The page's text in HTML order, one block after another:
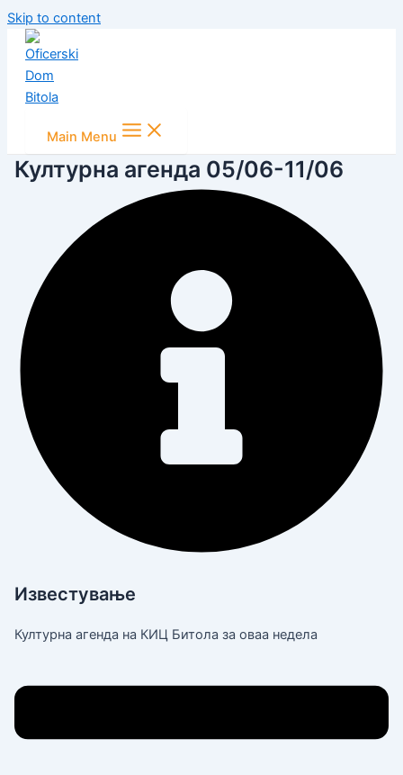
Skip to content
Main Menu
Културна агенда 05/06-11/06
Известување
Културна агенда на КИЦ Битола за оваа недела